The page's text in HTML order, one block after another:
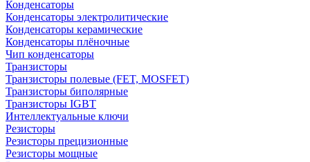
Конденсаторы
Конденсаторы электролитические
Конденсаторы керамические
Конденсаторы плёночные
Чип конденсаторы
Транзисторы
Транзисторы полевые (FET, MOSFET)
Транзисторы биполярные
Транзисторы IGBT
Интеллектуальные ключи
Резисторы
Резисторы прецизионные
Резисторы мощные